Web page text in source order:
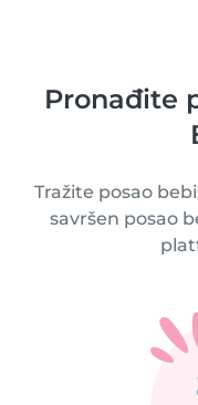
Pronađite
Tražite posao
savršen posao